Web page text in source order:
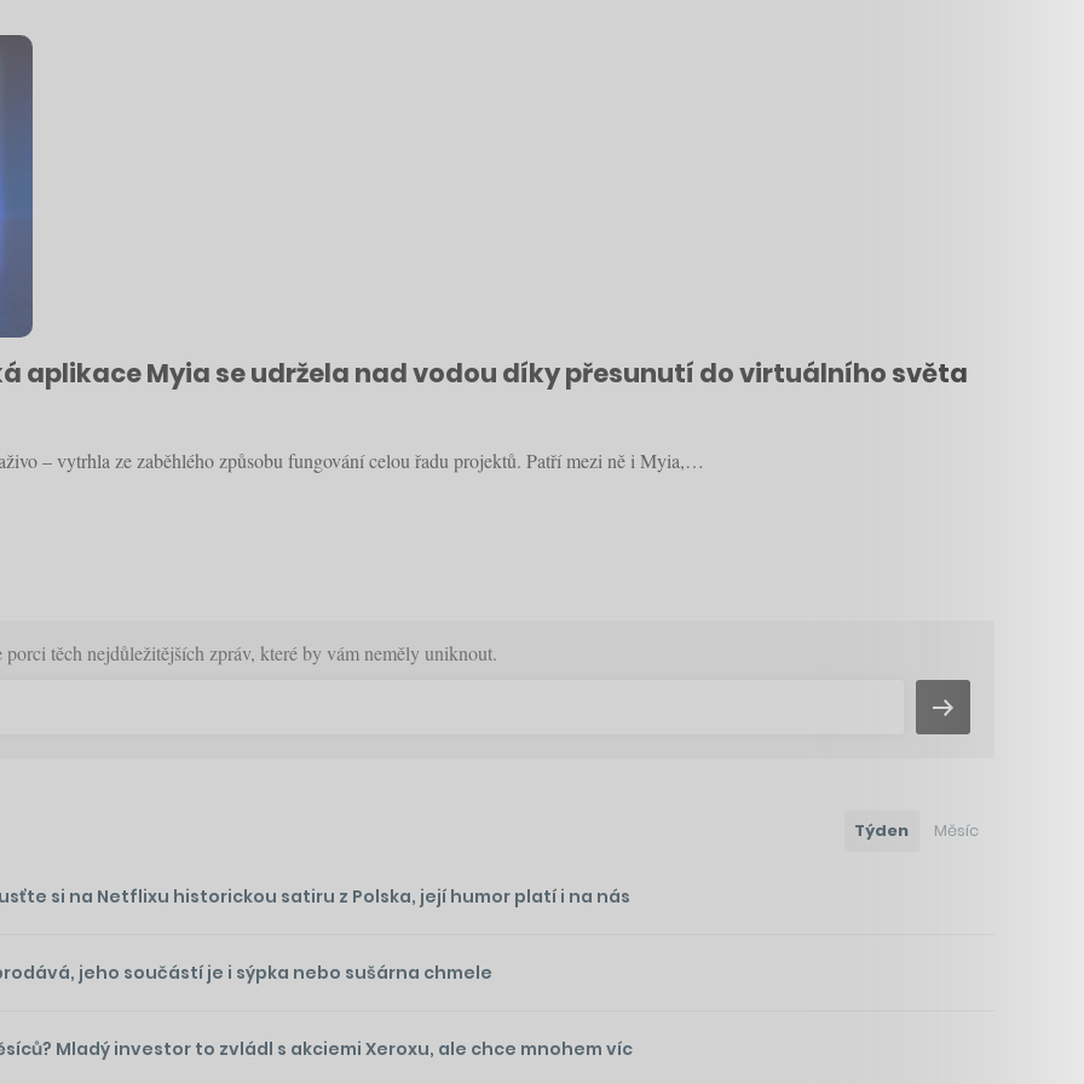
aplikace Myia se udržela nad vodou díky přesunutí do virtuálního světa
– vytrhla ze zaběhlého způsobu fungování celou řadu projektů. Patří mezi ně i Myia,…
těch nejdůležitějších zpráv, které by vám neměly uniknout.
Týden Měsíc
si na Netflixu historickou satiru z Polska, její humor platí i na nás
jeho součástí je i sýpka nebo sušárna chmele
Mladý investor to zvládl s akciemi Xeroxu, ale chce mnohem víc